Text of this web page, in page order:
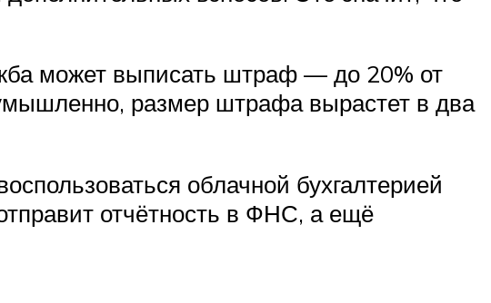
может выписать штраф — до 20% от
размер штрафа вырастет в два
облачной бухгалтерией
отчётность в ФНС, а ещё